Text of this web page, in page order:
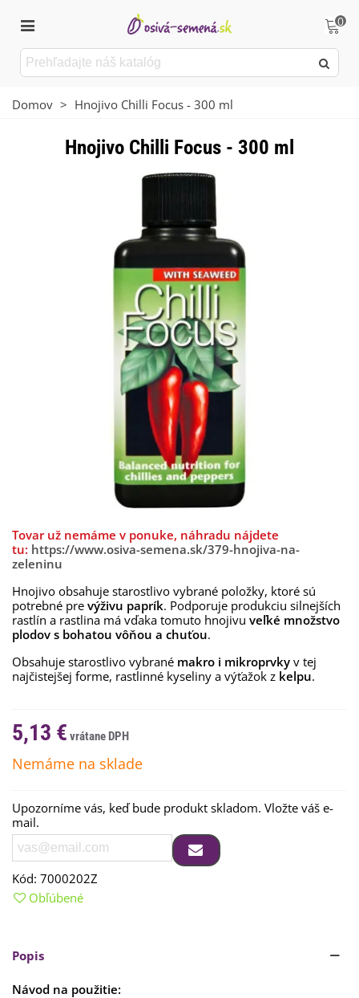
0
Domov > Hnojivo Chilli Focus - 300 ml
Hnojivo Chilli Focus - 300 ml
Tovar už nemáme v ponuke, náhradu nájdete
tu: https://www.osiva-semena.sk/379-hnojiva-na-
zeleninu
Hnojivo obsahuje starostlivo vybrané položky, ktoré sú
potrebné pre výživu paprík. Podporuje produkciu silnejších
rastlín a rastlina má vďaka tomuto hnojivu veľké množstvo
plodov s bohatou vôňou a chuťou.
Obsahuje starostlivo vybrané makro i mikroprvky v tej
najčistejšej forme, rastlinné kyseliny a výťažok z kelpu.
5,13 €
Nemáme na sklade
Upozorníme vás, keď bude produkt skladom. Vložte váš e-
mail.
Kód: 7000202Z
Obľúbené
Popis
Návod na použitie: